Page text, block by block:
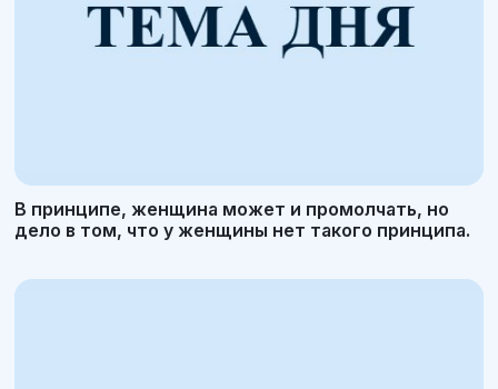
В принципе, женщина может и промолчать, но
дело в том, что у женщины нет такого принципа.